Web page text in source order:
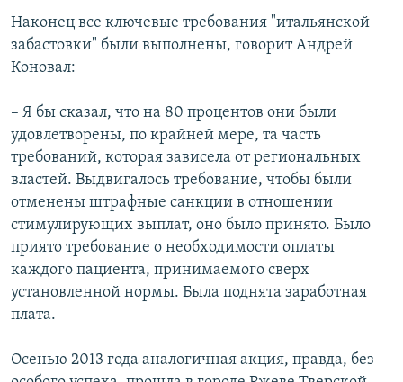
Наконец все ключевые требования "итальянской
забастовки" были выполнены, говорит Андрей
Коновал:
– Я бы сказал, что на 80 процентов они были
удовлетворены, по крайней мере, та часть
требований, которая зависела от региональных
властей. Выдвигалось требование, чтобы были
отменены штрафные санкции в отношении
стимулирующих выплат, оно было принято. Было
приято требование о необходимости оплаты
каждого пациента, принимаемого сверх
установленной нормы. Была поднята заработная
плата.
Осенью 2013 года аналогичная акция, правда, без